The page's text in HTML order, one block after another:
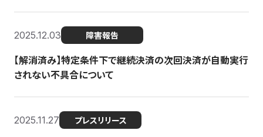
2025.12.03 障害報告
【解消済み】特定条件下で継続決済の次回決済が自動実行
されない不具合について
2025.11.27 プレスリリース